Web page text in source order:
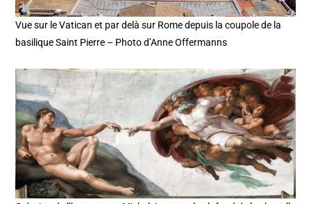
Vue sur le Vatican et par delà sur Rome depuis la coupole de la
basilique Saint Pierre – Photo d’Anne Offermanns